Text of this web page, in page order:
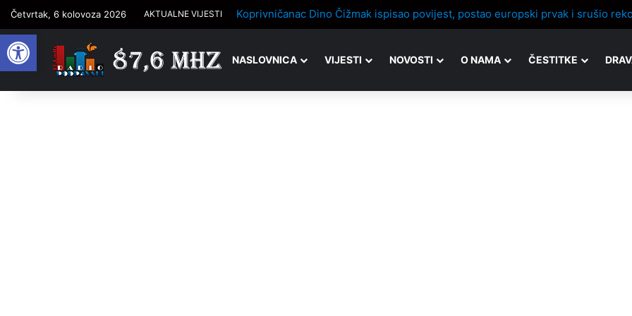
Open toolbar
Četvrtak, 6 kolovoza 2026 AKTUALNE VIJESTI
NASLOVNICA VIJESTI NOVOSTI O NAMA ČESTITKE